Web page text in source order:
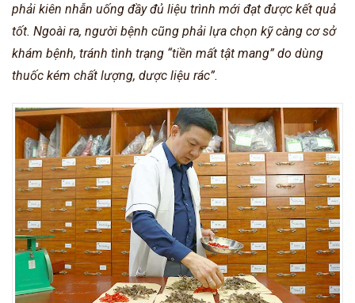
phải kiên nhẫn uống đầy đủ liệu trình mới đạt được kết quả
tốt. Ngoài ra, người bệnh cũng phải lựa chọn kỹ càng cơ sở
khám bệnh, tránh tình trạng “tiền mất tật mang” do dùng
thuốc kém chất lượng, dược liệu rác”.